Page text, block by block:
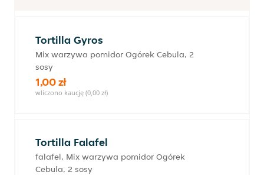
Tortilla Gyros
Mix warzywa pomidor Ogórek Cebula, 2
sosy
1,00 zł
wliczono kaucję (0,00 zł)
Tortilla Falafel
falafel, Mix warzywa pomidor Ogórek
Cebula, 2 sosy